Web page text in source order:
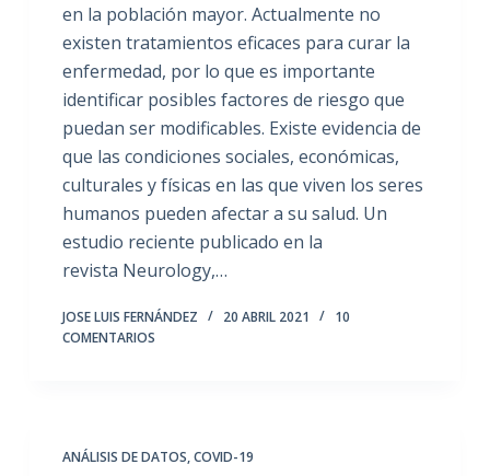
en la población mayor. Actualmente no
existen tratamientos eficaces para curar la
enfermedad, por lo que es importante
identificar posibles factores de riesgo que
puedan ser modificables. Existe evidencia de
que las condiciones sociales, económicas,
culturales y físicas en las que viven los seres
humanos pueden afectar a su salud. Un
estudio reciente publicado en la
revista Neurology,…
JOSE LUIS FERNÁNDEZ 20 ABRIL 2021
10
COMENTARIOS
ANÁLISIS DE DATOS,COVID-19